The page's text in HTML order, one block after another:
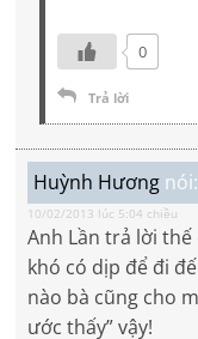
0
Trả lời
Huỳnh Hương nói:
10/02/2013 lúc 5:04 chiều
Anh Lần trả lời
khó có dịp để đi
nào bà cũng cho
ước thấy” vậy!